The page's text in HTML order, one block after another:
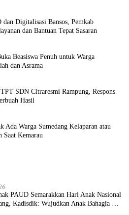
dan Digitalisasi Bansos, Pemkab
dan Bantuan Tepat Sasaran
Beasiswa Penuh untuk Warga
dan Asrama
SDN Citraresmi Rampung, Respons
Hasil
Ada Warga Sumedang Kelaparan atau
Saat Kemarau
PAUD Semarakkan Hari Anak Nasional
Kadisdik: Wujudkan Anak Bahagia dan